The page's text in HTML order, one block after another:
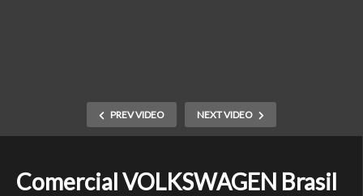
PREV VIDEO NEXT VIDEO
Comercial VOLKSWAGEN Brasil